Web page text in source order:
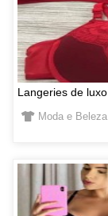
Langeries de luxo
Moda e Beleza